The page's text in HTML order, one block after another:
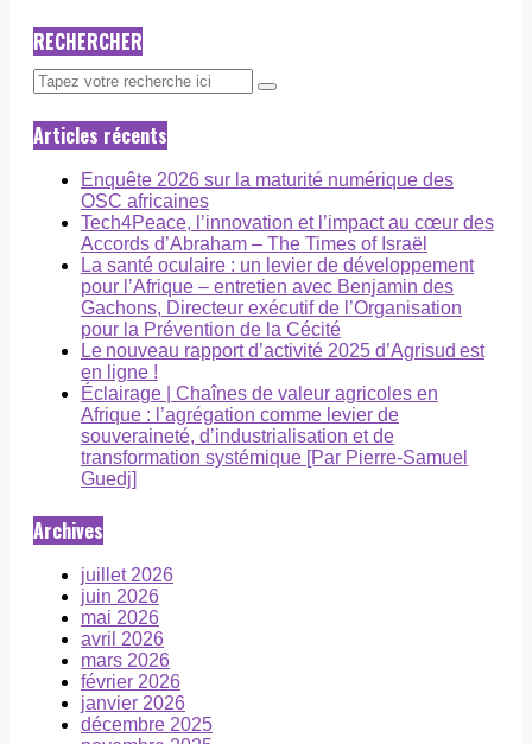
RECHERCHER
Articles récents
Enquête 2026 sur la maturité numérique des
OSC africaines
Tech4Peace, l’innovation et l’impact au cœur des
Accords d’Abraham – The Times of Israël
La santé oculaire : un levier de développement
pour l’Afrique – entretien avec Benjamin des
Gachons, Directeur exécutif de l’Organisation
pour la Prévention de la Cécité
Le nouveau rapport d’activité 2025 d’Agrisud est
en ligne !
Éclairage | Chaînes de valeur agricoles en
Afrique : l’agrégation comme levier de
souveraineté, d’industrialisation et de
transformation systémique [Par Pierre-Samuel
Guedj]
Archives
juillet 2026
juin 2026
mai 2026
avril 2026
mars 2026
février 2026
janvier 2026
décembre 2025